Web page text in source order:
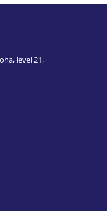
level 21,